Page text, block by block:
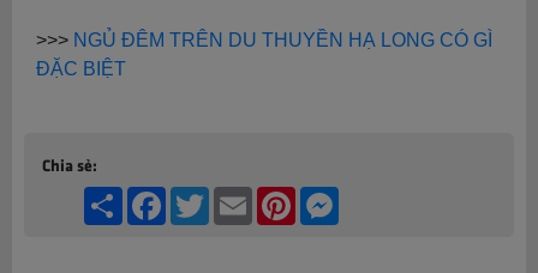
>>> NGỦ ĐÊM TRÊN DU THUYỀN HẠ LONG CÓ GÌ
ĐẶC BIỆT
Chia sẻ:
Share Facebook
TwitterEmail Pinterest